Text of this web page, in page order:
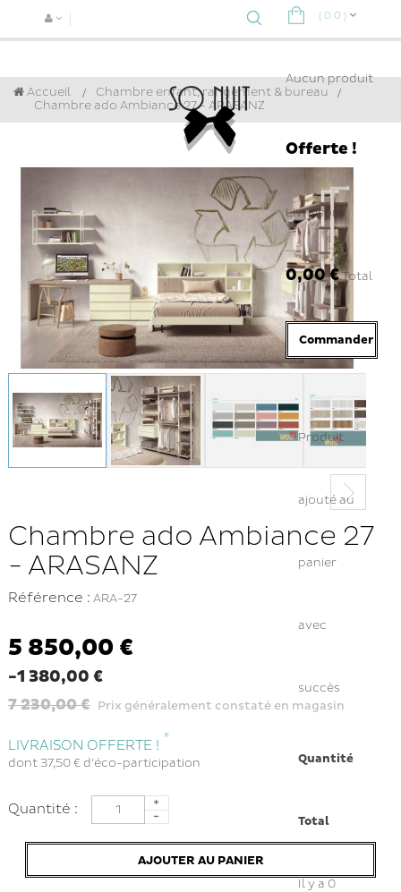
( 0 0 )
Aucun produit
Offerte !
Livraison
0,00 €Total
Commander
Produit
ajouté au
panier
avec
succès
Quantité
Total
Il y a 0
Accueil
Chambre enfant, rangement & bureau
Chambre ado Ambiance 27 - ARASANZ
Chambre ado Ambiance 27
- ARASANZ
Référence : ARA-27
5 850,00 €
-1 380,00 €
7 230,00 € Prix généralement constaté en magasin
LIVRAISON OFFERTE ! *
dont 37,50 € d'éco-participation
Quantité :
AJOUTER AU PANIER